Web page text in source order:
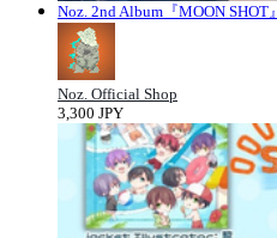
Noz. 2nd Album『MOON SHOT』
Noz. Official Shop
3,300 JPY